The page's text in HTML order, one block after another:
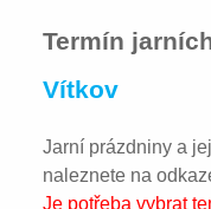
Termín
Vítkov
Jarní prázdniny a
naleznete na
Je potřeba vybrat